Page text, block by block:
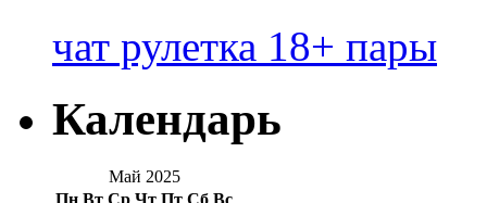
чат рулетка 18+ пары
Календарь
Май 2025
Пн Вт Ср Чт Пт Сб Вс